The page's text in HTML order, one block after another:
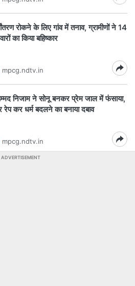
रोकने के लिए गांव में तनाव, ग्रामीणों ने 14
का किया बहिष्कार
mpcg.ndtv.in
निजाम ने सोनू बनकर प्रेम जाल में फंसाया,
रेप कर धर्म बदलने का बनाया दबाव
mpcg.ndtv.in
ADVERTISEMENT